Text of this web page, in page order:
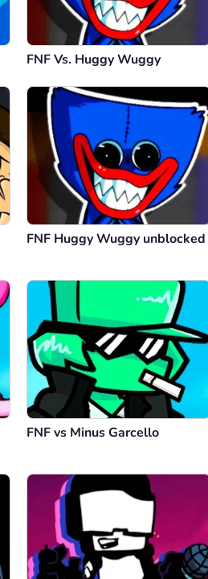
FNF Vs. Huggy Wuggy
FNF Huggy Wuggy unblocked
FNF vs Minus Garcello